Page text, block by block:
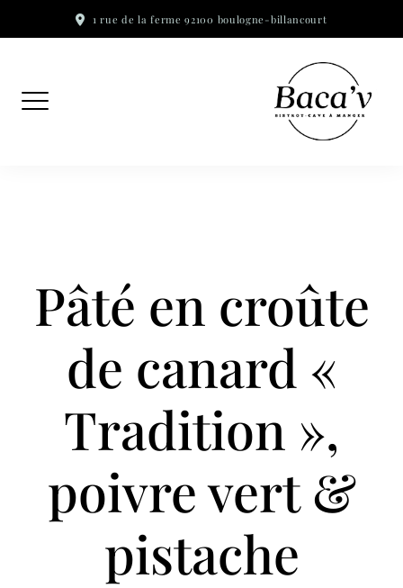
to
1 rue de la ferme 92100 boulogne-billancourt
Pâté en croûte
de canard «
Tradition »,
poivre vert &
pistache